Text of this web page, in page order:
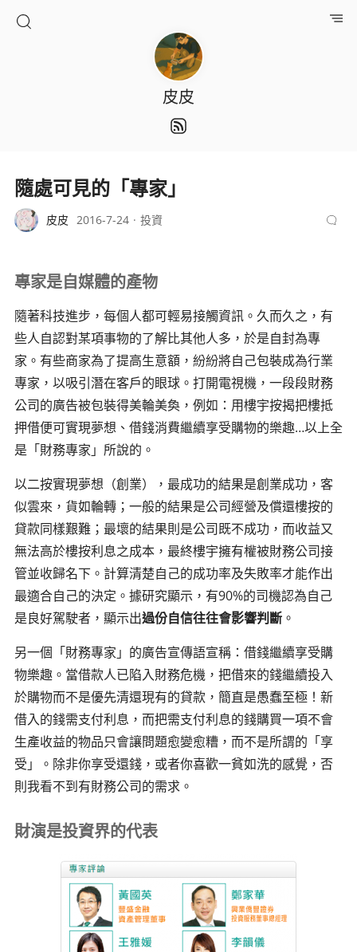
皮皮
隨處可見的「專家」
皮皮 2016-7-24 投資
專家是自媒體的產物
隨著科技進步，每個人都可輕易接觸資訊。久而久之，有
些人自認對某項事物的了解比其他人多，於是自封為專
家。有些商家為了提高生意額，紛紛將自己包裝成為行業
專家，以吸引潛在客戶的眼球。打開電視機，一段段財務
公司的廣告被包裝得美輪美奐，例如：用樓宇按揭把樓抵
押借便可實現夢想、借錢消費繼續享受購物的樂趣…以上全
是「財務專家」所說的。
以二按實現夢想（創業），最成功的結果是創業成功，客
似雲來，貨如輪轉；一般的結果是公司經營及償還樓按的
貸款同樣艱難；最壞的結果則是公司既不成功，而收益又
無法高於樓按利息之成本，最終樓宇擁有權被財務公司接
管並收歸名下。計算清楚自己的成功率及失敗率才能作出
最適合自己的決定。據研究顯示，有90%的司機認為自己
是良好駕駛者，顯示出過份自信往往會影響判斷。
另一個「財務專家」的廣告宣傳語宣稱：借錢繼續享受購
物樂趣。當借款人已陷入財務危機，把借來的錢繼續投入
於購物而不是優先清還現有的貸款，簡直是愚蠢至極！新
借入的錢需支付利息，而把需支付利息的錢購買一項不會
生產收益的物品只會讓問題愈變愈糟，而不是所謂的「享
受」。除非你享受還錢，或者你喜歡一貧如洗的感覺，否
則我看不到有財務公司的需求。
財演是投資界的代表